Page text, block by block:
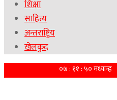
शिक्षा
साहित्य
अन्तराष्ट्रिय
खेलकुद